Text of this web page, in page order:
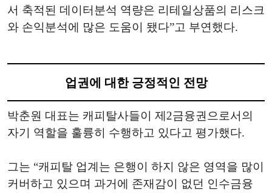
서 축적된 데이터분석 역량은 리테일상품의 리스크
와 손익분석에 많은 도움이 됐다”고 부연했다.
업권에 대한 긍정적인 전망
박춘원 대표는 캐피탈사들이 제2금융권으로서의
자기 역할을 훌륭히 수행하고 있다고 평가했다.
그는 “캐피탈 업계는 은행이 하지 않은 영역을 많이
커버하고 있으며 과거에 존재감이 없던 인수금융